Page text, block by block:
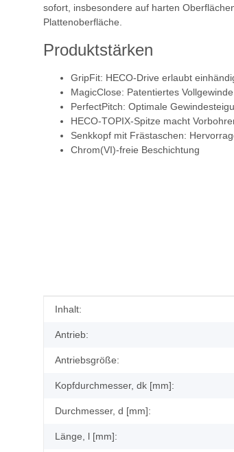
sofort, insbesondere auf harten
Plattenoberfläche.
Produktstärken
GripFit: HECO-Drive erlaubt
MagicClose: Patentiertes
PerfectPitch: Optimale
HECO-TOPIX-Spitze macht
Senkkopf mit Frästaschen:
Chrom(VI)-freie Beschichtung
Produkteigenschaft
Wert
Inhalt:
Antrieb:
Antriebsgröße:
Kopfdurchmesser, dk [mm]:
Durchmesser, d [mm]:
Länge, l [mm]: